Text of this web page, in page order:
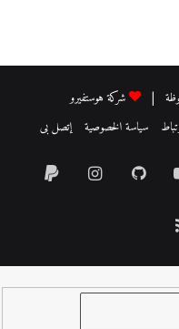
شركة هوستفيرو
سياسة الخصوصية إتصل بى
‫YouTube
‏GitHub انستقرام‏Paypal
ملخص
الموقع